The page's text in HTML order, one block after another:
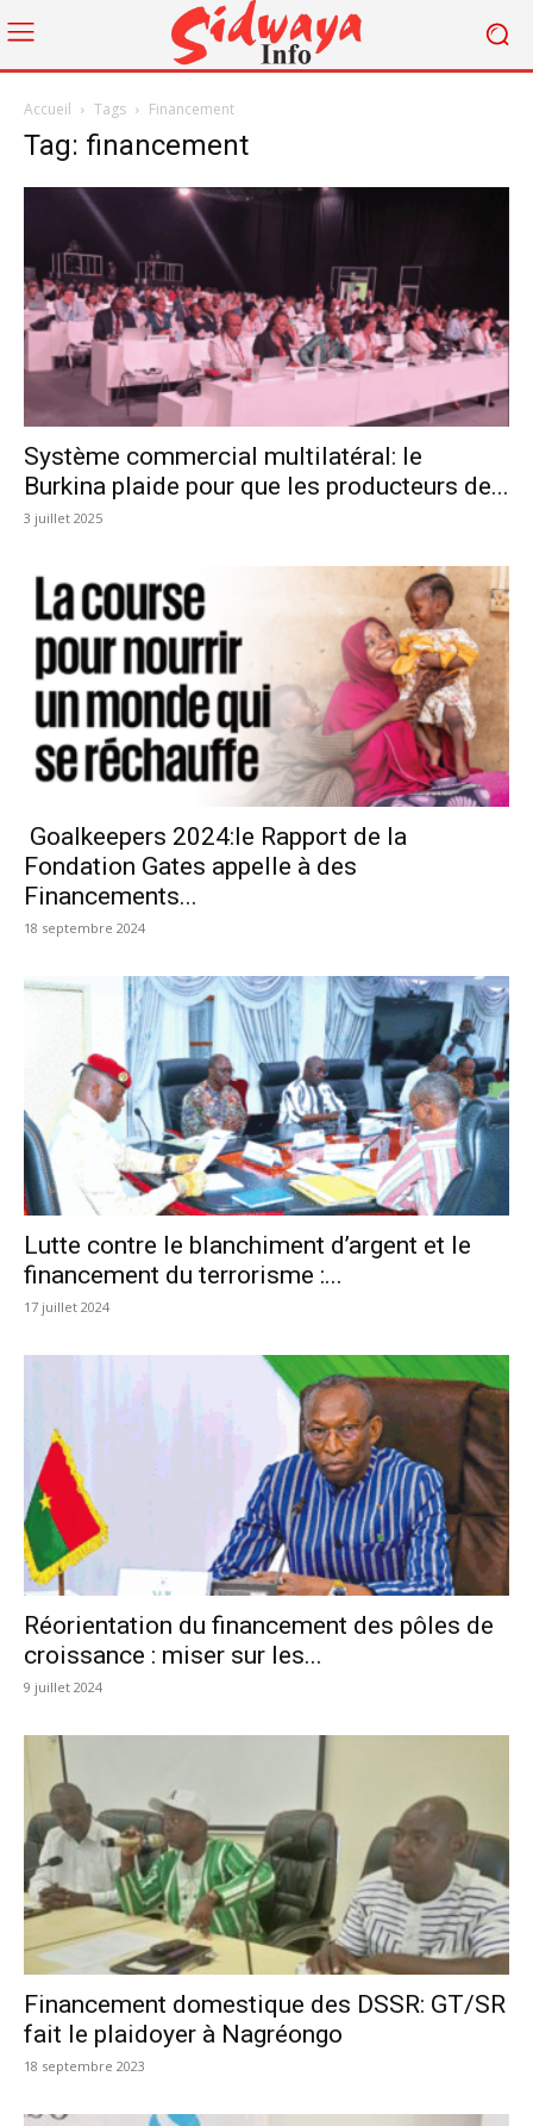
Accueil Tags Financement
Tag: financement
Système commercial multilatéral: le
Burkina plaide pour que les producteurs de...
3 juillet 2025
Goalkeepers 2024:le Rapport de la
Fondation Gates appelle à des
Financements...
18 septembre 2024
Lutte contre le blanchiment d’argent et le
financement du terrorisme :...
17 juillet 2024
Réorientation du financement des pôles de
croissance : miser sur les...
9 juillet 2024
Financement domestique des DSSR: GT/SR
fait le plaidoyer à Nagréongo
18 septembre 2023